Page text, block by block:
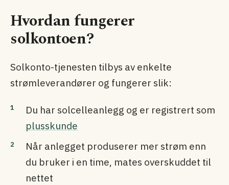
Hvordan fungerer
solkontoen?
Solkonto-tjenesten tilbys av enkelte
strømleverandører og fungerer slik:
Du har solcelleanlegg og er registrert som
plusskunde
Når anlegget produserer mer strøm enn
du bruker i en time, mates overskuddet til
nettet